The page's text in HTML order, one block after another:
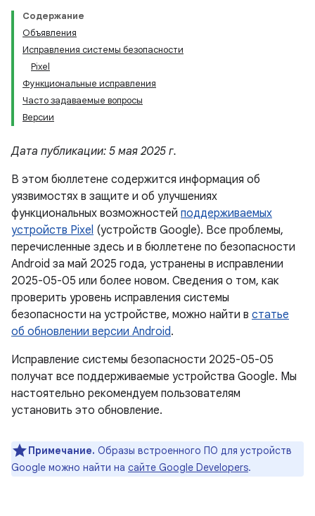
Содержание
Объявления
Исправления системы безопасности
Pixel
Функциональные исправления
Часто задаваемые вопросы
Версии
Дата публикации: 5 мая 2025 г.
В этом бюллетене содержится информация об
уязвимостях в защите и об улучшениях
функциональных возможностей поддерживаемых
устройств Pixel (устройств Google). Все проблемы,
перечисленные здесь и в бюллетене по безопасности
Android за май 2025 года, устранены в исправлении
2025-05-05 или более новом. Сведения о том, как
проверить уровень исправления системы
безопасности на устройстве, можно найти в статье
об обновлении версии Android.
Исправление системы безопасности 2025-05-05
получат все поддерживаемые устройства Google. Мы
настоятельно рекомендуем пользователям
установить это обновление.
Примечание. Образы встроенного ПО для устройств
Google можно найти на сайте Google Developers.